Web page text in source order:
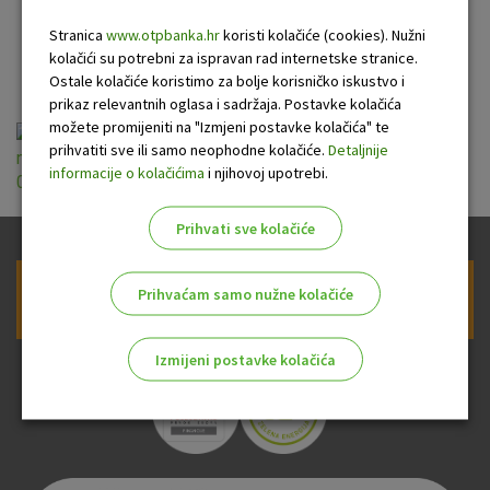
građanstvom
Politika mijenjanja nominalnih kamatnih stopa i
naknada u poslovanju sa građanstvom važeća od
02012024.pdf
Prijava na newsletter OTP banke
Stranica www.otpbanka.hrkoristi kolačiće (cookies). Nužni
kolačići su potrebni za ispravan rad internetske stranice.
Ostale kolačiće koristimo za bolje korisničko iskustvo i
prikaz relevantnih oglasa i sadržaja. Postavke kolačića
možete promijeniti na "Izmjeni postavke kolačića" te
prihvatiti sve ili samo neophodne kolačiće. Detaljnije
informacije o kolačićima i njihovoj upotrebi.
Prihvati sve kolačiće
Prihvaćam samo nužne kolačiće
Izmijeni postavke kolačića